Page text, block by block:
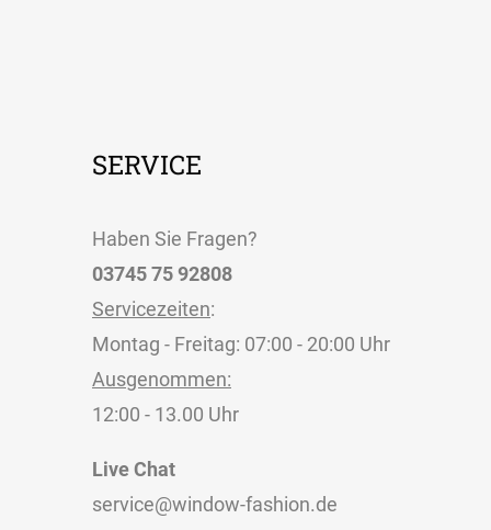
SERVICE
Haben Sie Fragen?
03745 75 92808
Servicezeiten:
Montag - Freitag: 07:00 - 20:00 Uhr
Ausgenommen:
12:00 - 13.00 Uhr
Live Chat
service@window-fashion.de